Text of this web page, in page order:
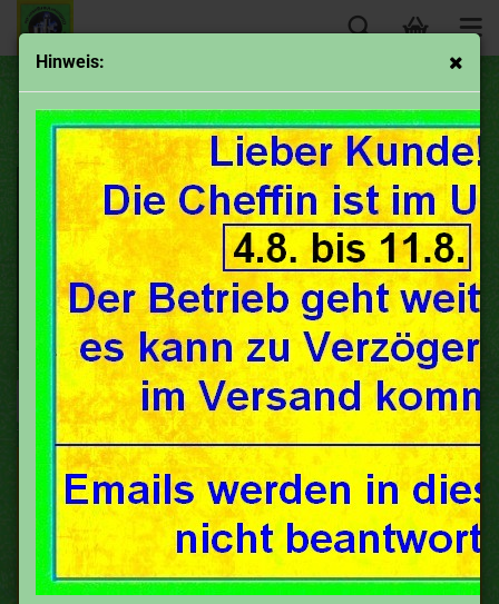
Hinweis:
Flink (Varel)
Sortieren nach 50 pro Seite